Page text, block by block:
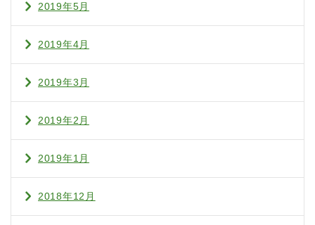
2019年5月
2019年4月
2019年3月
2019年2月
2019年1月
2018年12月